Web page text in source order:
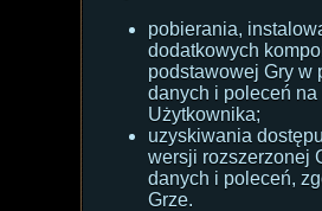
pobierania,
dodatkowych
podstawowej Gry w
danych i poleceń na
Użytkownika;
uzyskiwania
wersji rozszerzonej
danych i poleceń,
Grze.